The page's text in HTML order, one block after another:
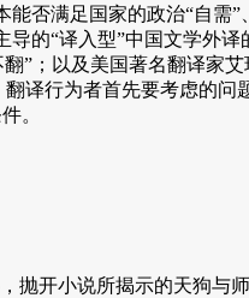
否满足国家的政治“自需
的“译入型”中国文学外
；以及美国著名翻译家艾
译行为者首先要考虑的问
。
开小说所揭示的天狗与